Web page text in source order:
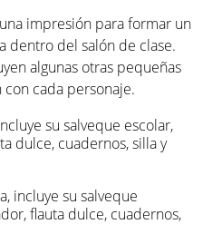
$40.00
hasta
$75.00
impresión para formar un
dentro del salón de clase.
algunas otras pequeñas
cada personaje.
su salveque escolar,
dulce, cuadernos, silla y
incluye su salveque
flauta dulce, cuadernos,